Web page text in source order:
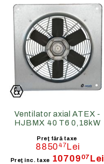
Ventilator axial ATEX -
HJBMX 40 T6 0,18kW
Preţ fără taxe
885047Lei
Preţ inc. taxe 10709 07 Lei